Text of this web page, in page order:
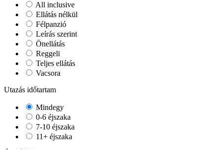
All inclusive
Ellátás nélkül
Félpanzió
Leírás szerint
Önellátás
Reggeli
Teljes ellátás
Vacsora
Utazás időtartam
Mindegy
0-6 éjszaka
7-10 éjszaka
11+ éjszaka